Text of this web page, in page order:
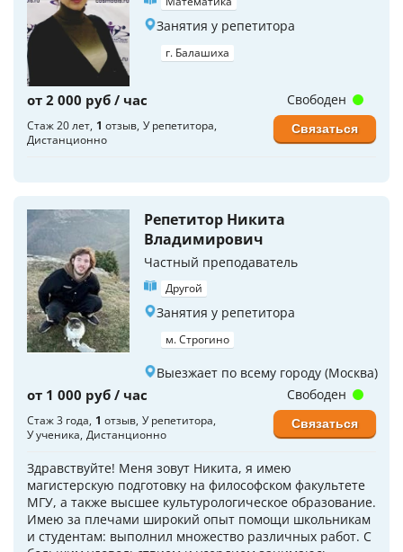
Занятия у репетитора
г. Балашиха
от 2 000 руб / час
Стаж 20 лет 1 отзыв У репетитора
Дистанционно
Свободен
Связаться
Репетитор Никита
Владимирович
Частный преподаватель
Другой
Занятия у репетитора
м. Строгино
Выезжает по всему городу (Москва)
от 1 000 руб / час
Стаж 3 года 1 отзыв У репетитора
У ученика Дистанционно
Здравствуйте! Меня зовут Никита, я имею
магистерскую подготовку на философском факультете
МГУ, а также высшее культурологическое образование.
Имею за плечами широкий опыт помощи школьникам
и студентам: выполнил множество различных работ. С
Свободен
Связаться